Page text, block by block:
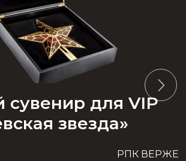
сувенир для VIP
звезда»
РПК ВЕРЖЕ